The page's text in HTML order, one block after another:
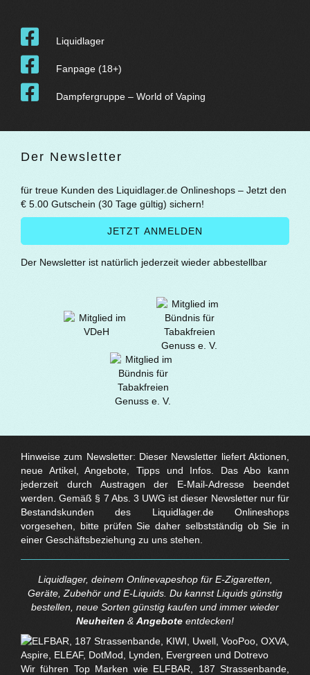
Liquidlager
Fanpage (18+)
Dampfergruppe – World of Vaping
Der Newsletter
für treue Kunden des Liquidlager.de Onlineshops – Jetzt den
€ 5.00 Gutschein (30 Tage gültig) sichern!
Der Newsletter ist natürlich jederzeit wieder abbestellbar
Hinweise zum Newsletter: Dieser Newsletter liefert Aktionen,
neue Artikel, Angebote, Tipps und Infos. Das Abo kann
jederzeit durch Austragen der E-Mail-Adresse beendet
werden. Gemäß § 7 Abs. 3 UWG ist dieser Newsletter nur für
Bestandskunden des Liquidlager.de Onlineshops
vorgesehen, bitte prüfen Sie daher selbstständig ob Sie in
einer Geschäftsbeziehung zu uns stehen.
Liquidlager, deinem Onlinevapeshop für E-Zigaretten,
Geräte, Zubehör und E-Liquids. Du kannst Liquids günstig
bestellen, neue Sorten günstig kaufen und immer wieder
Neuheiten & Angebote entdecken!
Wir führen Top Marken wie ELFBAR, 187 Strassenbande,